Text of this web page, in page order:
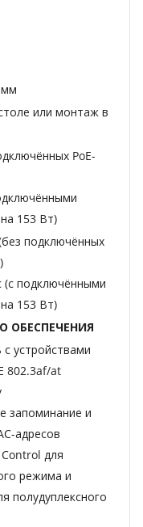
мм
или монтаж в
PoE-
153 Вт)
подключённых
(с подключёнными
153 Вт)
ОБЕСПЕЧЕНИЯ
устройствами
802.3af/at
запоминание и
адресов
Control для
режима и
полудуплексного